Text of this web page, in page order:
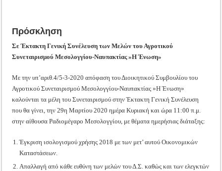
Πρόσκληση
Σε Έκτακτη Γενική Συνέλευση των Μελών του Αγροτικού
Συνεταιρισμού Μεσολογγίου-Ναυπακτίας »Η Ένωση»
Με την υπ’αριθ.4/5-3-2020 απόφαση του Διοικητικού Συμβουλίου του
Αγροτικού Συνεταιρισμού Μεσολογγίου-Ναυπακτίας »Η Ένωση»
καλούνται τα μέλη του Συνεταιρισμού στην Έκτακτη Γενική Συνέλευση
που θα γίνει, την 29η Μαρτίου 2020 ημέρα Κυριακή και ώρα 11:00 π.μ.
στην αίθουσα Ραδιομέγαρο Μεσολογγίου, με θέματα ημερήσιας διάταξης:
Έγκριση ισολογισμού χρήσης 2018 με των μετ’ αυτού Οικονομικών
Καταστάσεων.
Απαλλαγή από κάθε ευθύνη των μελών του Δ.Σ. καθώς και των ελεγκτών